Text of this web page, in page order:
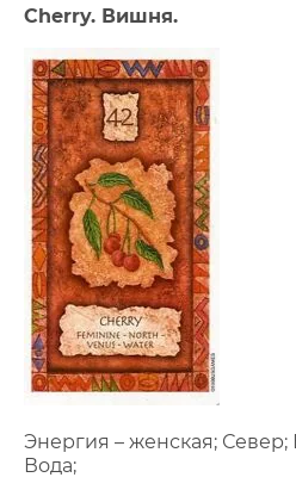
Cherry. Вишня.
Энергия – женская; Север;
Вода;